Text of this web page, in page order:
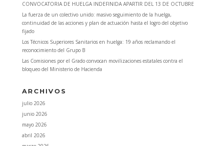
CONVOCATORIA DE HUELGA INDEFINIDA APARTIR DEL 13 DE OCTUBRE
La fuerza de un colectivo unido: masivo seguimiento de la huelga,
continuidad de las acciones y plan de actuación hasta el logro del objetivo
fijado
Los Técnicos Superiores Sanitarios en huelga: 19 años reclamando el
reconocimiento del Grupo B
Las Comisiones por el Grado convocan movilizaciones estatales contra el
bloqueo del Ministerio de Hacienda
ARCHIVOS
julio 2026
junio 2026
mayo 2026
abril 2026